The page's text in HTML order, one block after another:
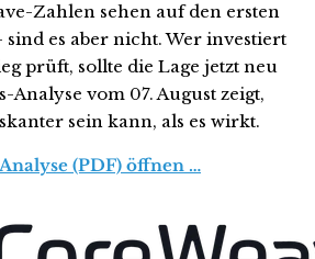
Zahlen sehen auf den ersten
es aber nicht. Wer investiert
prüft, sollte die Lage jetzt neu
Analyse vom 07. August zeigt,
sein kann, als es wirkt.
(PDF) öffnen …